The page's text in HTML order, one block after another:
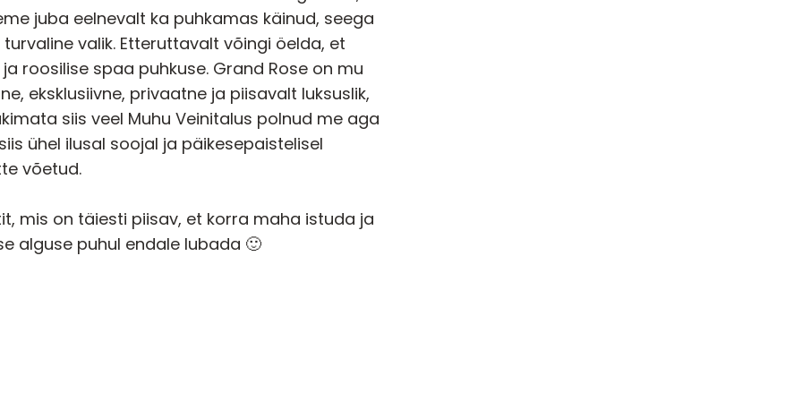
juba eelnevalt ka puhkamas käinud, seega
valik. Etteruttavalt võingi öelda, et
roosilise spaa puhkuse. Grand Rose on mu
eksklusiivne, privaatne ja piisavalt luksuslik,
siis veel Muhu Veinitalus polnud me aga
ühel ilusal soojal ja päikesepaistelisel
võetud.
mis on täiesti piisav, et korra maha istuda ja
alguse puhul endale lubada 🙂